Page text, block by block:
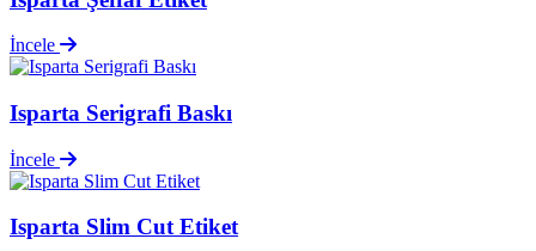
İncele
Isparta Serigrafi Baskı
İncele
Isparta Slim Cut Etiket